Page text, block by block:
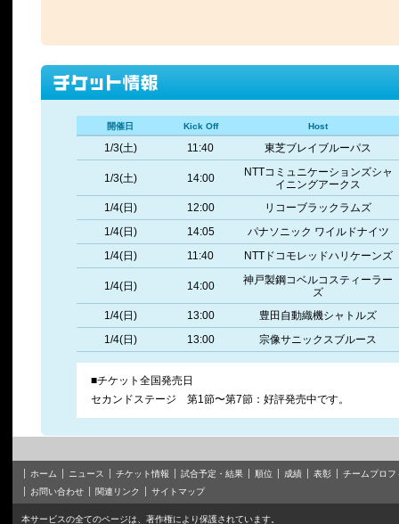
開催日 Kick Off Host
1/3(土) 11:40 東芝ブレイブルーパス
1/3(土) 14:00
NTTコミュニケーションズシャ
イニングアークス
1/4(日)
12:00
リコーブラックラムズ
1/4(日)
14:05
パナソニック ワイルドナイツ
1/4(日)
11:40 NTTドコモレッドハリケーンズ
1/4(日) 14:00
神戸製鋼コベルコスティーラー
ズ
1/4(日)
13:00
豊田自動織機シャトルズ
1/4(日)
13:00 宗像サニックスブルース
■チケット全国発売日
セカンドステージ 第1節〜第7節：好評発売中です。
ホーム ニュース チケット情報 試合予定・結果 順位 成績 表彰
チームプロフ
お問い合わせ
関連リンク サイトマップ
本サービスの全てのページは、著作権により保護されています。